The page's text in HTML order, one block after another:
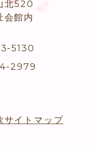
北520
会館内
5130
2979
サイトマップ